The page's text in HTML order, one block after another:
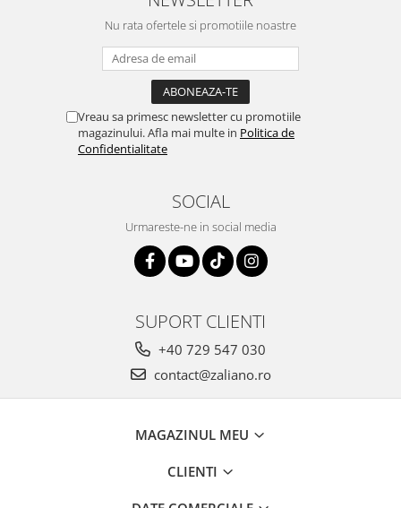
neplacere, in plus este tare
frumoasa, o ...
Nu rata ofertele si promotiile noastre
Vreau sa primesc newsletter cu promotiile
magazinului. Afla mai multe in Politica de
Confidentialitate
SOCIAL
Urmareste-ne in social media
SUPORT CLIENTI
+40 729 547 030
contact@zaliano.ro
MAGAZINUL MEU
CLIENTI